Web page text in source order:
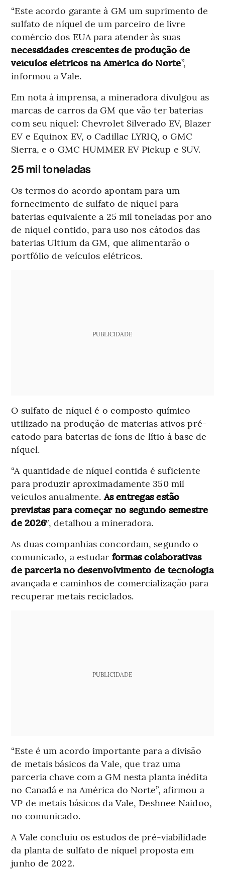
“Este acordo garante à GM um suprimento de
sulfato de níquel de um parceiro de livre
comércio dos EUA para atender às suas
necessidades crescentes de produção de
veículos elétricos na América do Norte”,
informou a Vale.
Em nota à imprensa, a mineradora divulgou as
marcas de carros da GM que vão ter baterias
com seu níquel: Chevrolet Silverado EV, Blazer
EV e Equinox EV, o Cadillac LYRIQ, o GMC
Sierra, e o GMC HUMMER EV Pickup e SUV.
25 mil toneladas
Os termos do acordo apontam para um
fornecimento de sulfato de níquel para
baterias equivalente a 25 mil toneladas por ano
de níquel contido, para uso nos cátodos das
baterias Ultium da GM, que alimentarão o
portfólio de veículos elétricos.
PUBLICIDADE
O sulfato de níquel é o composto químico
utilizado na produção de materias ativos pré-
catodo para baterias de íons de lítio à base de
níquel.
“A quantidade de níquel contida é suficiente
para produzir aproximadamente 350 mil
veículos anualmente.As entregas estão
previstas para começar no segundo semestre
de 2026″, detalhou a mineradora.
As duas companhias concordam, segundo o
comunicado, a estudar formas colaborativas
de parceria no desenvolvimento de tecnologia
avançada e caminhos de comercialização para
recuperar metais reciclados.
PUBLICIDADE
“Este é um acordo importante para a divisão
de metais básicos da Vale, que traz uma
parceria chave com a GM nesta planta inédita
no Canadá e na América do Norte”, afirmou a
VP de metais básicos da Vale, Deshnee Naidoo,
no comunicado.
A Vale concluiu os estudos de pré-viabilidade
da planta de sulfato de níquel proposta em
junho de 2022.